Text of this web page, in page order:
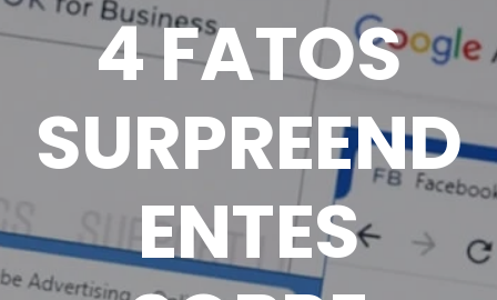
4 FATOS
SURPREEND
ENTES